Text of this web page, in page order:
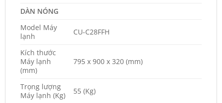
DÀN NÓNG
Model Máy
lạnh
CU-C28FFH
Kích thước
Máy lạnh
(mm)
795 x 900 x 320 (mm)
Trọng lượng
Máy lạnh (Kg)
55 (Kg)